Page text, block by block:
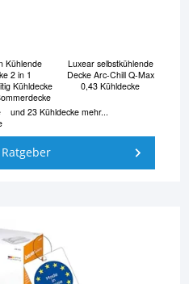
Kühlende
2 in 1
Kühldecke
Luxear selbstkühlende
Decke Arc-Chill Q-Max
0,43 Kühldecke
und 23 Kühldecke mehr...